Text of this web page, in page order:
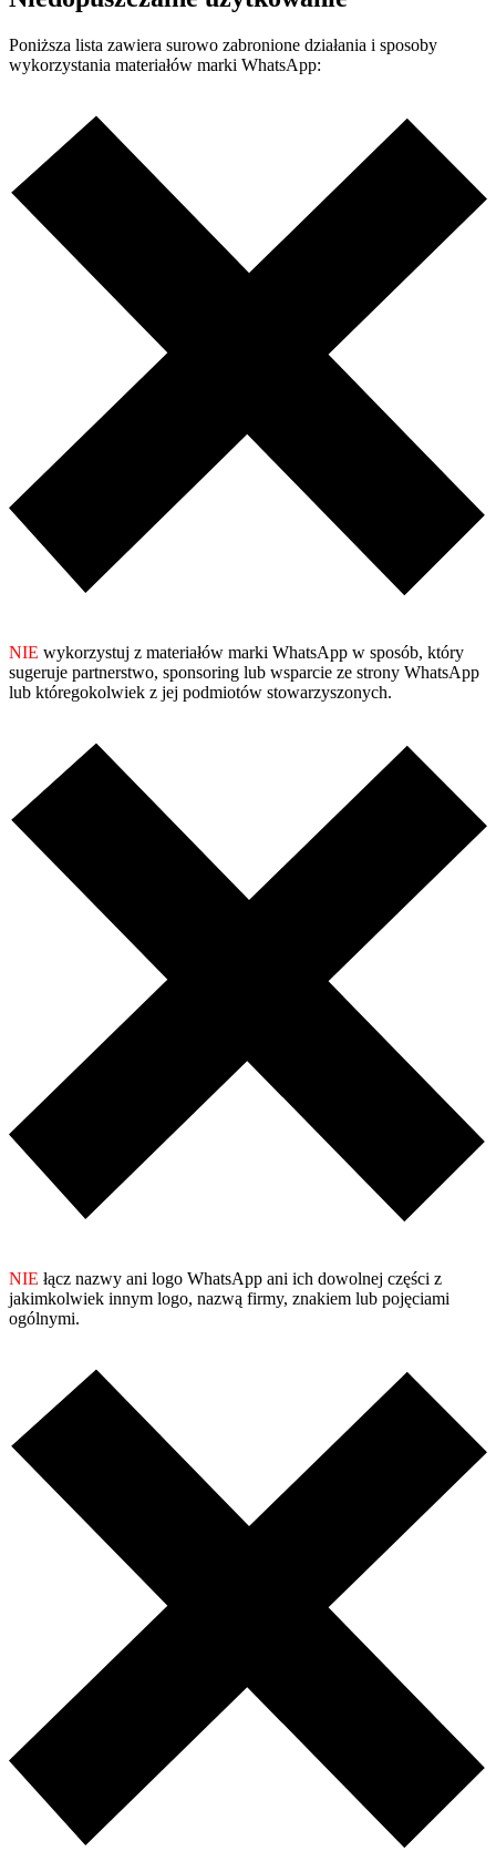
Poniższa lista zawiera surowo zabronione działania i sposoby
wykorzystania materiałów marki WhatsApp:
NIE wykorzystuj z materiałów marki WhatsApp w sposób, który
sugeruje partnerstwo, sponsoring lub wsparcie ze strony WhatsApp
lub któregokolwiek z jej podmiotów stowarzyszonych.
NIE łącz nazwy ani logo WhatsApp ani ich dowolnej części z
jakimkolwiek innym logo, nazwą firmy, znakiem lub pojęciami
ogólnymi.